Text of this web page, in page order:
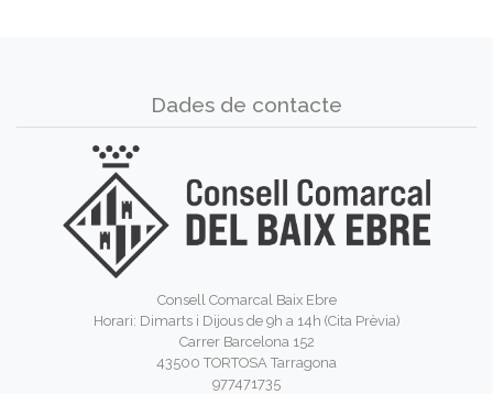
Dades de contacte
Consell Comarcal Baix Ebre
Horari: Dimarts i Dijous de 9h a 14h (Cita Prèvia)
Carrer Barcelona 152
43500 TORTOSA Tarragona
977471735